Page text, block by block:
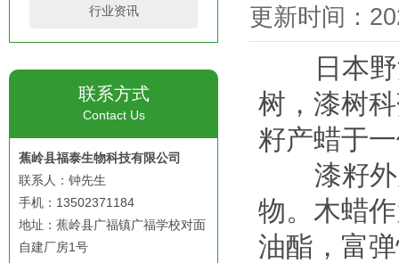
行业资讯
联系方式
Contact Us
蕉岭县福泰生物科技有限公司
联系人：钟先生
手机：13502371184
地址：蕉岭县广福镇广福学校对面
自建厂房1号
更新时间：
日本野漆
树，漆树
籽产蜡于
漆籽外
物。木蜡
油酯，富